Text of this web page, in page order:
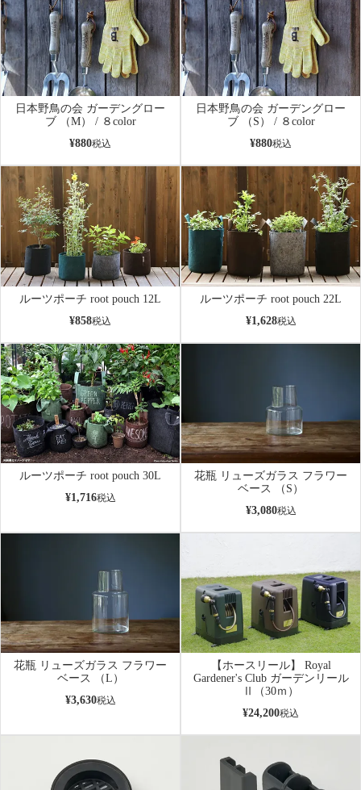
日本野鳥の会 ガーデングロー
ブ （M） / ８color
¥880税込
日本野鳥の会 ガーデングロー
ブ （S） / ８color
¥880税込
ルーツポーチ root pouch 12L
¥858税込
ルーツポーチ root pouch 22L
¥1,628税込
ルーツポーチ root pouch 30L
¥1,716税込
花瓶 リューズガラス フラワー
ベース （S）
¥3,080税込
花瓶 リューズガラス フラワー
ベース （L）
¥3,630税込
【ホースリール】 Royal
Gardener's Club ガーデンリール
Ⅱ（30ｍ）
¥24,200税込